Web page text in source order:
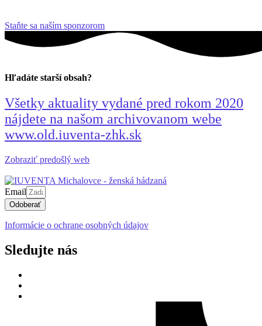
Staňte sa naším sponzorom
Hľadáte starší obsah?
Všetky aktuality vydané pred rokom 2020
nájdete na našom archivovanom webe
www.old.iuventa-zhk.sk
Zobraziť predošlý web
Email
Odoberať
Informácie o ochrane osobných údajov
Sledujte nás